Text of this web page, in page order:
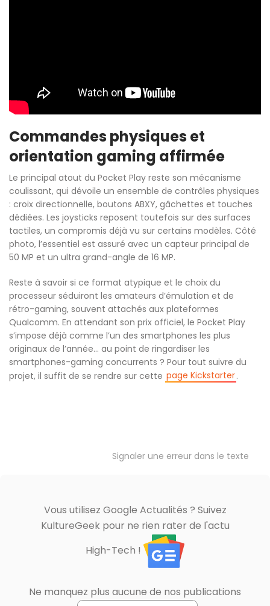
Commandes physiques et
orientation gaming affirmée
Le principal atout du Pocket Play reste son mécanisme
coulissant, qui dévoile un ensemble de contrôles physiques
: croix directionnelle, boutons ABXY, gâchettes et touches
dédiées. Les joysticks reposent toutefois sur des surfaces
tactiles, un compromis déjà vu sur certains modèles. Côté
photo, l’essentiel est assuré avec un capteur principal de
50 MP et un ultra grand-angle de 16 MP.
Reste à savoir si ce format atypique et le choix du
processeur séduiront les amateurs d’émulation et de
rétro-gaming, souvent attachés aux plateformes
Qualcomm. En attendant son prix officiel, le Pocket Play
s’impose déjà comme l’un des smartphones les plus
originaux de l’année… au point de ringardiser les
smartphones-gaming concurrents ? Pour tout suivre du
projet, il suffit de se rendre sur cette page Kickstarter.
Signaler une erreur dans le texte
Vous utilisez Google Actualités ? Suivez
KultureGeek pour ne rien rater de l'actu
High-Tech !
Ne manquez plus aucune de nos publications